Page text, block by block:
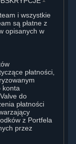
i wszystkie
są płatne z
opisanych w
płatności,
konta
do
płatności
z Portfela
przez